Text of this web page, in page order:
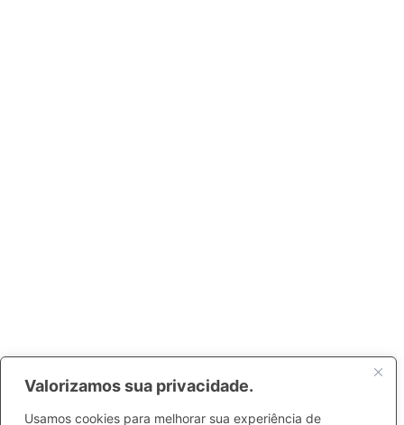
Valorizamos sua privacidade.
Usamos cookies para melhorar sua experiência de